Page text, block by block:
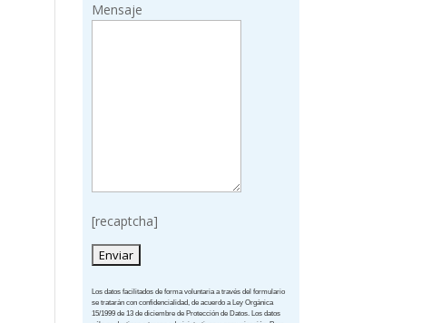
Mensaje
[recaptcha]
Los datos facilitados de forma voluntaria a través del formulario
se tratarán con confidencialidad, de acuerdo a Ley Orgánica
15/1999 de 13 de diciembre de Protección de Datos. Los datos